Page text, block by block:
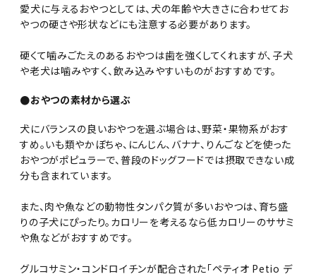
愛犬に与えるおやつとしては、犬の年齢や大きさに合わせてお
やつの硬さや形状などにも注意する必要があります。
硬くて噛みごたえのあるおやつは歯を強くしてくれますが、子犬
や老犬は噛みやすく、飲み込みやすいものがおすすめです。
●おやつの素材から選ぶ
犬にバランスの良いおやつを選ぶ場合は、野菜・果物系がおす
すめ。いも類やかぼちゃ、にんじん、バナナ、りんごなどを使った
おやつがポピュラーで、普段のドッグフードでは摂取できない成
分も含まれています。
また、肉や魚などの動物性タンパク質が多いおやつは、育ち盛
りの子犬にぴったり。カロリーを考えるなら低カロリーのササミ
や魚などがおすすめです。
グルコサミン・コンドロイチンが配合された「ペティオ Petio デ